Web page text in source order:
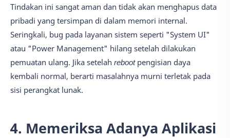
Tindakan ini sangat aman dan tidak akan menghapus data
pribadi yang tersimpan di dalam memori internal.
Seringkali, bug pada layanan sistem seperti "System UI"
atau "Power Management" hilang setelah dilakukan
pemuatan ulang. Jika setelah rebootpengisian daya
kembali normal, berarti masalahnya murni terletak pada
sisi perangkat lunak.
4. Memeriksa Adanya Aplikasi